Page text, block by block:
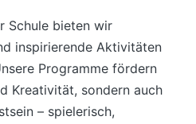
Schule bieten wir
inspirierende Aktivitäten
Programme fördern
Kreativität, sondern auch
– spielerisch,